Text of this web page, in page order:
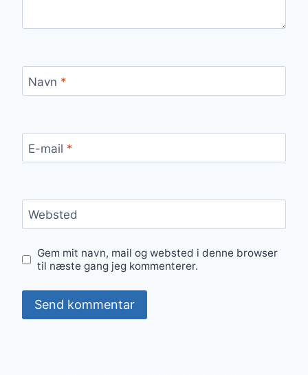
Navn *
E-mail *
Websted
Gem mit navn, mail og websted i denne browser
til næste gang jeg kommenterer.